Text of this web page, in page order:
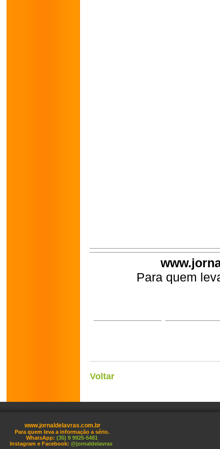
Para quem
Voltar
www.jornaldelavras.com.br
Para quem leva a informação a sério.
WhatsApp: (35) 9 9925-5481
Instagram e Facebook: @jornaldelavras